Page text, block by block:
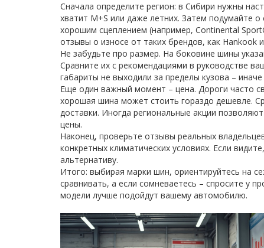
Сначала определите регион: в Сибири нужны
хватит M+S или даже летних. Затем подумайте
хорошим сцеплением (например, Continental
отзывы о износе от таких брендов, как Hankook
Не забудьте про размер. На боковине шины
Сравните их с рекомендациями в руководстве
габариты не выходили за пределы кузова –
Еще один важный момент – цена. Дороги часто
хорошая шина может стоить гораздо дешевле.
доставки. Иногда региональные акции
цены.
Наконец, проверьте отзывы реальных
конкретных климатических условиях. Если
альтернативу.
Итого: выбирая марки шин, ориентируйтесь на
сравнивать, а если сомневаетесь – спросите у
модели лучше подойдут вашему автомобилю.